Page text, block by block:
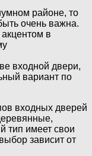
районе, то
очень важна.
в
входной двери,
вариант по
входных дверей
тип имеет свои
зависит от